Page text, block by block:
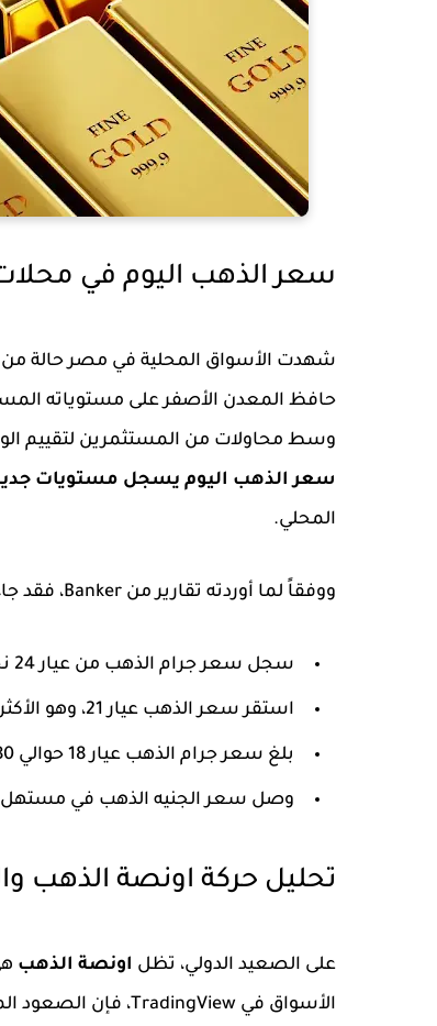
سعر الذهب اليوم في
حافظ المعدن الأصفر على مستوياته
وسط محاولات من المستثمرين لتقييم
سعر الذهب اليوم يسجل مستويات جديدة
المحلي.
ووفقاً لما أوردته تقارير من Banker، فقد جاءت الأسعار المحدثة في محلات الصاغة كالتالي:
سجل سعر جرام الذهب من عيار 24 نحو
استقر سعر الذهب عيار 21، وهو الأكثر تداولاً، عند
بلغ سعر جرام الذهب عيار 18 حوالي
وصل سعر الجنيه الذهب في مستهل
تحليل حركة اونصة الذهب
على الصعيد الدولي، تظل اونصة الذهب
الأسواق في TradingView، فإن الصعود المستمر في مؤشر